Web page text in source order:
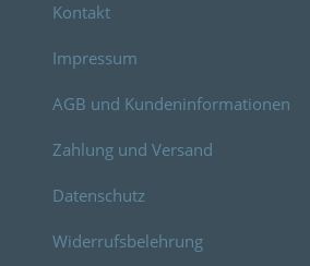
Kontakt
Impressum
AGB und Kundeninformationen
Zahlung und Versand
Datenschutz
Widerrufsbelehrung